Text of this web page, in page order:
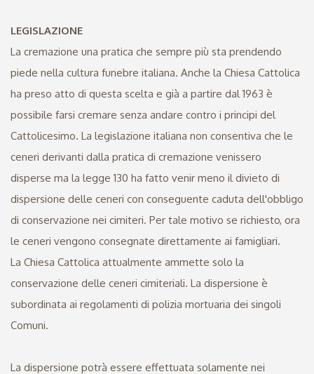
LEGISLAZIONE
La cremazione una pratica che sempre più sta prendendo
piede nella cultura funebre italiana. Anche la Chiesa Cattolica
ha preso atto di questa scelta e già a partire dal 1963 è
possibile farsi cremare senza andare contro i principi del
Cattolicesimo. La legislazione italiana non consentiva che le
ceneri derivanti dalla pratica di cremazione venissero
disperse ma la legge 130 ha fatto venir meno il divieto di
dispersione delle ceneri con conseguente caduta dell'obbligo
di conservazione nei cimiteri. Per tale motivo se richiesto, ora
le ceneri vengono consegnate direttamente ai famigliari.
La Chiesa Cattolica attualmente ammette solo la
conservazione delle ceneri cimiteriali. La dispersione è
subordinata ai regolamenti di polizia mortuaria dei singoli
Comuni.
La dispersione potrà essere effettuata solamente nei